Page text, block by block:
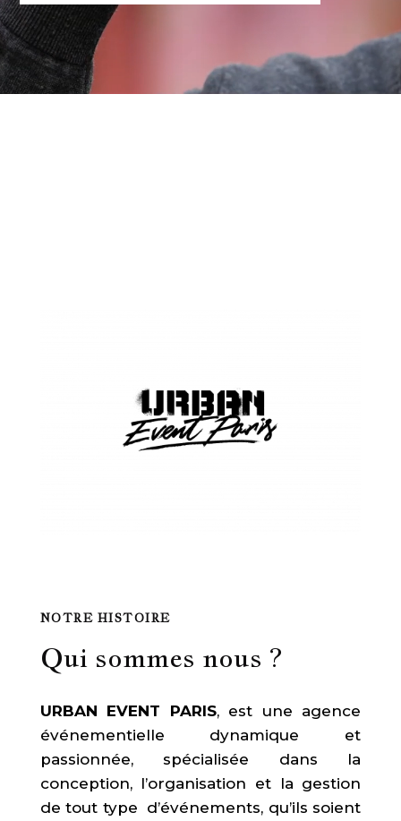
NOTRE HISTOIRE
Qui sommes nous ?
URBAN EVENT PARIS, est une agence
événementielle dynamique et
passionnée, spécialisée dans la
conception, l’organisation et la gestion
de tout type d’événements, qu’ils soient